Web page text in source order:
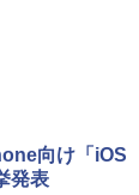
向け「iOS
発表